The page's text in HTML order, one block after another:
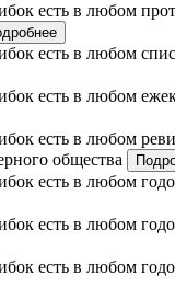
есть в любом
есть в любом
есть в любом
есть в любом
общества
есть в любом
есть в любом
есть в любом